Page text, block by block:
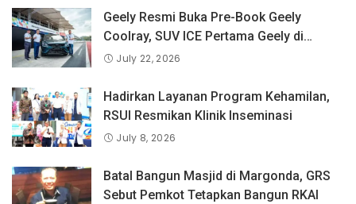
tentang Keselamatan Produk dan
Perlindungan Konsumen Digital
Geely Resmi Buka Pre-Book Geely
Coolray, SUV ICE Pertama Geely di
Indonesia yang Dipercaya Lebih dari 1,3
July 22, 2026
Hadirkan Layanan Program Kehamilan,
RSUI Resmikan Klinik Inseminasi
July 8, 2026
Batal Bangun Masjid di Margonda, GRS
Sebut Pemkot Tetapkan Bangun RKAI